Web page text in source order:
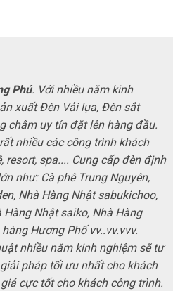
Phú. Với nhiều năm kinh
xuất Đèn Vải lụa, Đèn sắt
châm uy tín đặt lên hàng đầu.
nhiều các công trình khách
resort, spa.... Cung cấp đèn định
như: Cà phê Trung Nguyên,
Nhà Hàng Nhật sabukichoo,
Nhật saiko, Nhà Hàng
Hương Phố vv..vv.vvv.
nhiều năm kinh nghiệm sẽ tư
pháp tối ưu nhất cho khách
cực tốt cho khách công trình.